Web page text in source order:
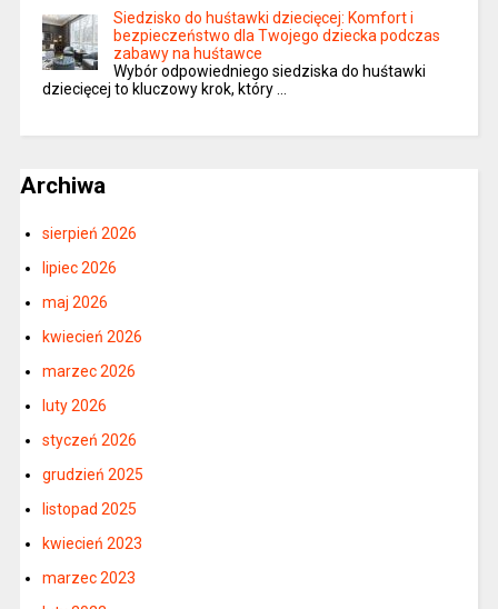
Siedzisko do huśtawki dziecięcej: Komfort i
bezpieczeństwo dla Twojego dziecka podczas
zabawy na huśtawce
Wybór odpowiedniego siedziska do huśtawki
dziecięcej to kluczowy krok, który …
Archiwa
sierpień 2026
lipiec 2026
maj 2026
kwiecień 2026
marzec 2026
luty 2026
styczeń 2026
grudzień 2025
listopad 2025
kwiecień 2023
marzec 2023